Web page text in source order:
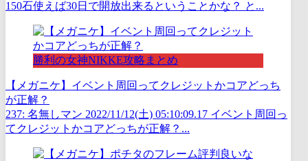
150石使えば30日で開放出来るということかな？ と...
勝利の女神NIKKE攻略まとめ
【メガニケ】イベント周回ってクレジットかコアどっち
が正解？
237: 名無しマン 2022/11/12(土) 05:10:09.17 イベント周回っ
てクレジットかコアどっちが正解？...